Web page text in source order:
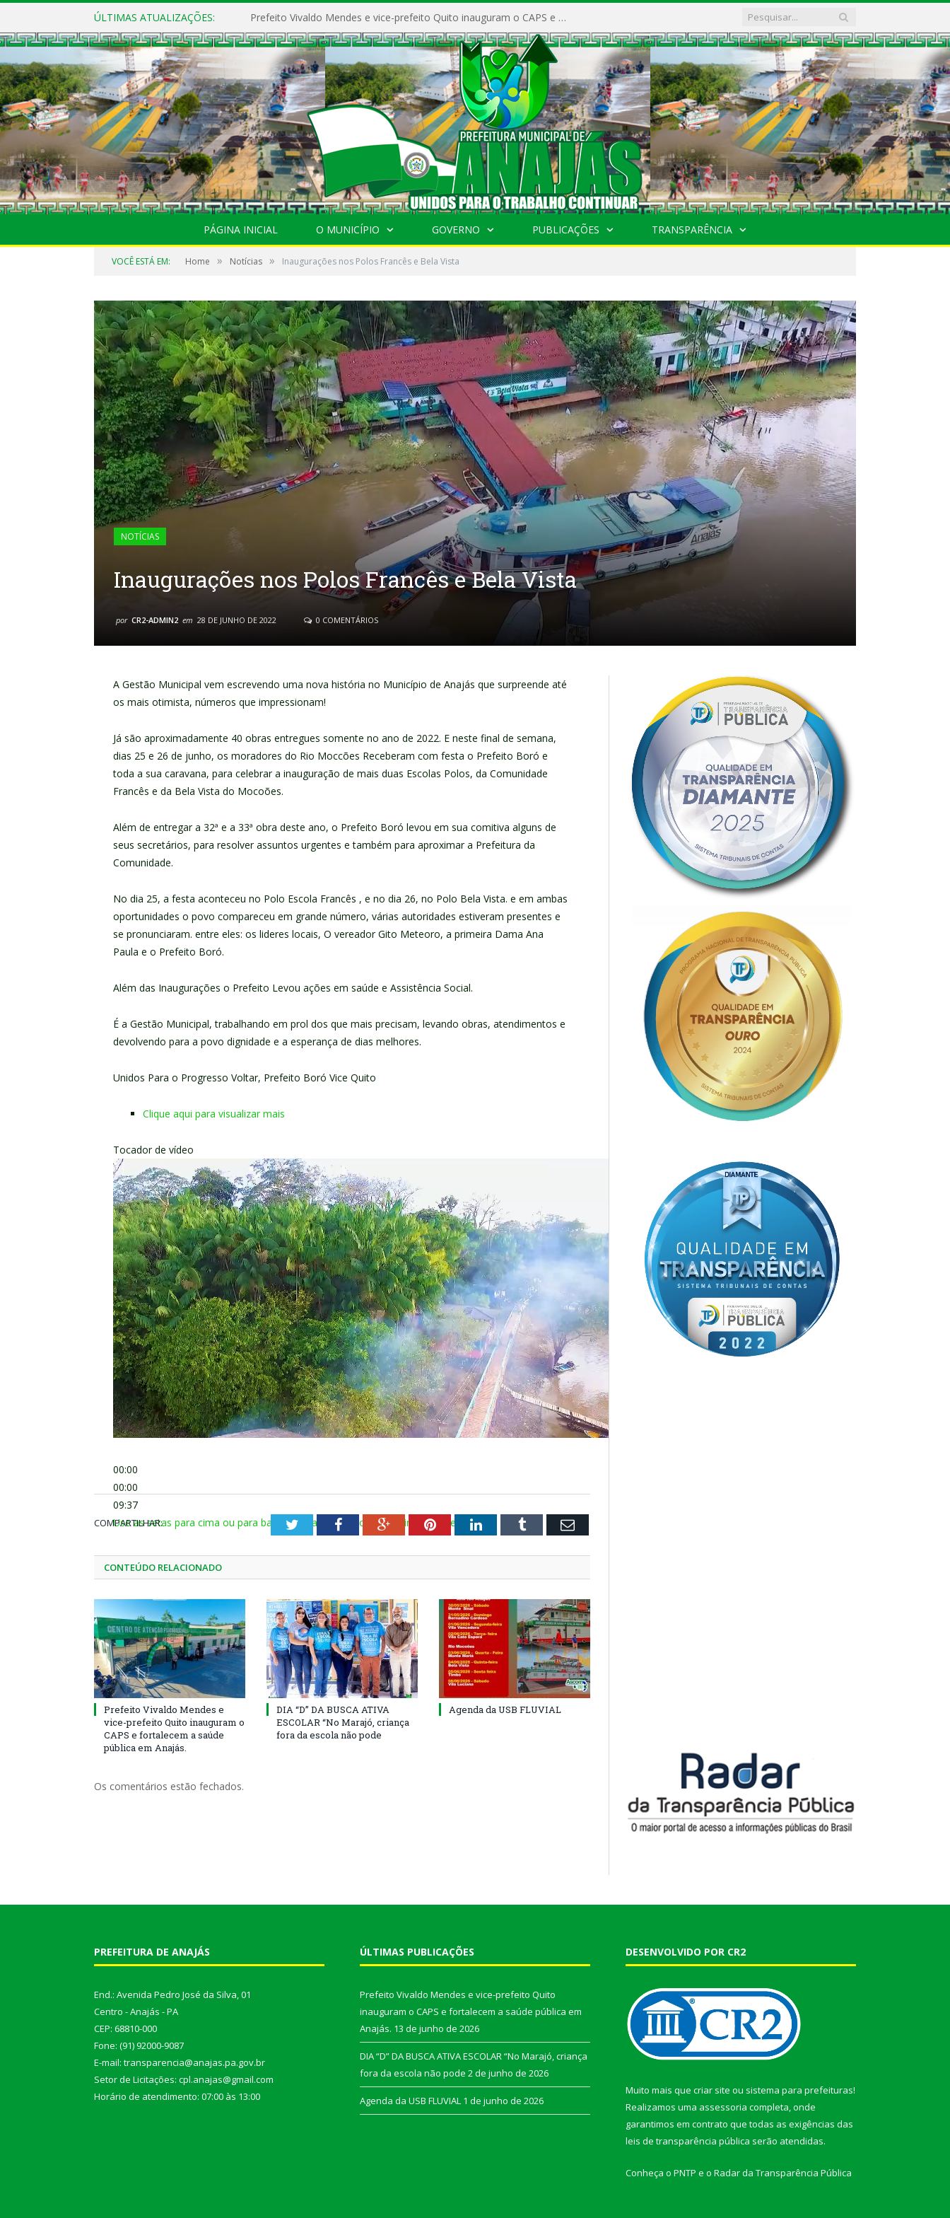
ÚLTIMAS ATUALIZAÇÕES: Prefeito Vivaldo Mendes e vice-prefeito Quito inauguram o CAPS e fortalecem a saúde pública em Anajás.
PÁGINA INICIAL O MUNICÍPIO GOVERNO PUBLICAÇÕES TRANSPARÊNCIA
VOCÊ ESTÁ EM: Home » Notícias » Inaugurações nos Polos Francês e Bela Vista
NOTÍCIAS
Inaugurações nos Polos Francês e Bela Vista
por CR2-ADMIN2 em 28 DE JUNHO DE 2022 0 COMENTÁRIOS
A Gestão Municipal vem escrevendo uma nova história no Município de Anajás que surpreende até
os mais otimista, números que impressionam!
Já são aproximadamente 40 obras entregues somente no ano de 2022. E neste final de semana,
dias 25 e 26 de junho, os moradores do Rio Moccões Receberam com festa o Prefeito Boró e
toda a sua caravana, para celebrar a inauguração de mais duas Escolas Polos, da Comunidade
Francês e da Bela Vista do Mocoões.
Além de entregar a 32ª e a 33ª obra deste ano, o Prefeito Boró levou em sua comitiva alguns de
seus secretários, para resolver assuntos urgentes e também para aproximar a Prefeitura da
Comunidade.
No dia 25, a festa aconteceu no Polo Escola Francês , e no dia 26, no Polo Bela Vista. e em ambas
oportunidades o povo compareceu em grande número, várias autoridades estiveram presentes e
se pronunciaram. entre eles: os lideres locais, O vereador Gito Meteoro, a primeira Dama Ana
Paula e o Prefeito Boró.
Além das Inaugurações o Prefeito Levou ações em saúde e Assistência Social.
É a Gestão Municipal, trabalhando em prol dos que mais precisam, levando obras, atendimentos e
devolvendo para a povo dignidade e a esperança de dias melhores.
Unidos Para o Progresso Voltar, Prefeito Boró Vice Quito
Clique aqui para visualizar mais
Tocador de vídeo
00:00
00:00
09:37
Use as setas para cima ou para baixo para aumentar ou diminuir o volume.
COMPARTILHAR: TwitterFacebookGoogle+PinterestLinkedInTumblr Email
CONTEÚDO RELACIONADO
Prefeito Vivaldo Mendes e
vice-prefeito Quito inauguram o
CAPS e fortalecem a saúde
pública em Anajás.
DIA “D” DA BUSCA ATIVA
ESCOLAR “No Marajó, criança
fora da escola não pode
Agenda da USB FLUVIAL
Os comentários estão fechados.
PREFEITURA DE ANAJÁS
End.: Avenida Pedro José da Silva, 01
Centro - Anajás - PA
CEP: 68810-000
Fone: (91) 92000-9087
E-mail: transparencia@anajas.pa.gov.br
Setor de Licitações: cpl.anajas@gmail.com
Horário de atendimento: 07:00 às 13:00
ÚLTIMAS PUBLICAÇÕES
Prefeito Vivaldo Mendes e vice-prefeito Quito
inauguram o CAPS e fortalecem a saúde pública em
Anajás. 13 de junho de 2026
DIA “D” DA BUSCA ATIVA ESCOLAR “No Marajó, criança
fora da escola não pode 2 de junho de 2026
Agenda da USB FLUVIAL 1 de junho de 2026
DESENVOLVIDO POR CR2
Muito mais que criar site ou sistema para prefeituras!
Realizamos uma assessoria completa, onde
garantimos em contrato que todas as exigências das
leis de transparência pública serão atendidas.
Conheça o PNTP e o Radar da Transparência Pública